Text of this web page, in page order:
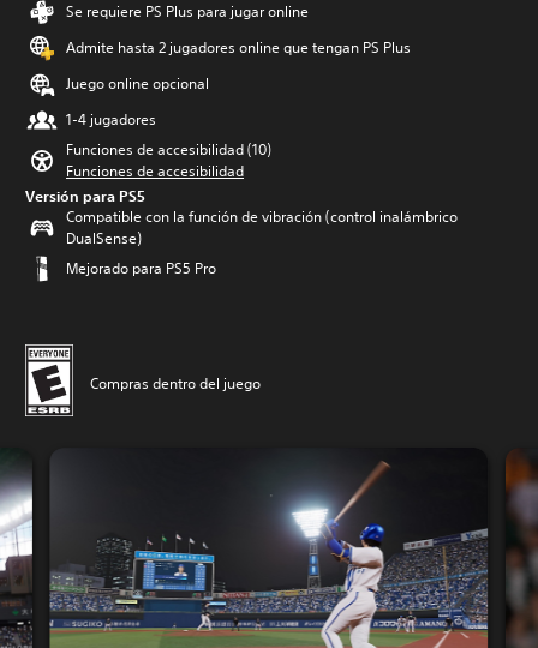
Se requiere PS Plus para jugar online
Admite hasta 2 jugadores online que tengan PS Plus
Juego online opcional
1-4 jugadores
Funciones de accesibilidad (10)
Funciones de accesibilidad
Versión para PS5
Compatible con la función de vibración (control inalámbrico
DualSense)
Mejorado para PS5 Pro
Compras dentro del juego